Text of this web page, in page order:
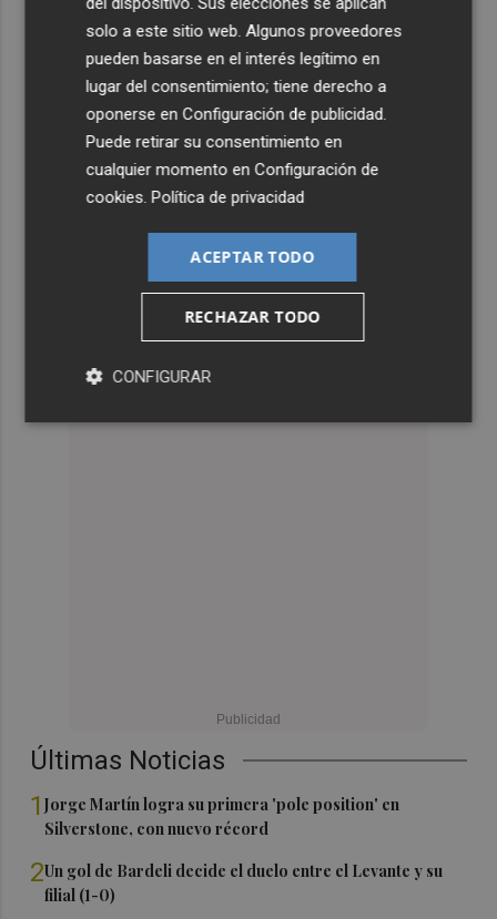
Últimas Noticias
1Jorge Martín logra su primera 'pole position' en
Silverstone, con nuevo récord
2Un gol de Bardeli decide el duelo entre el Levante y su
filial (1-0)
solo a este sitio web. Algunos proveedores
pueden basarse en el interés legítimo en
lugar del consentimiento; tiene derecho a
oponerse enConfiguración de publicidad
Puede retirar su consentimiento en
cualquier momento enConfiguración de
cookies .Política de privacidad
ACEPTAR TODO
RECHAZAR TODO
CONFIGURAR